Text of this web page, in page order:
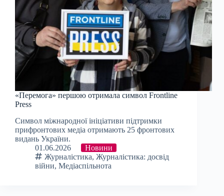
«Перемога» першою отримала символ Frontline
Press
Cимвол міжнародної ініціативи підтримки
прифронтових медіа отримають 25 фронтових
видань України.
01.06.2026
Новини
Журналістика, Журналістика: досвід
війни, Медіаспільнота